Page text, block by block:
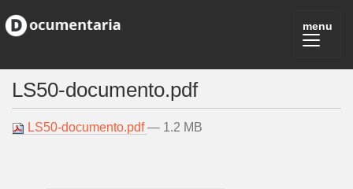
LS50-documento.pdf
LS50-documento.pdf— 1.2 MB